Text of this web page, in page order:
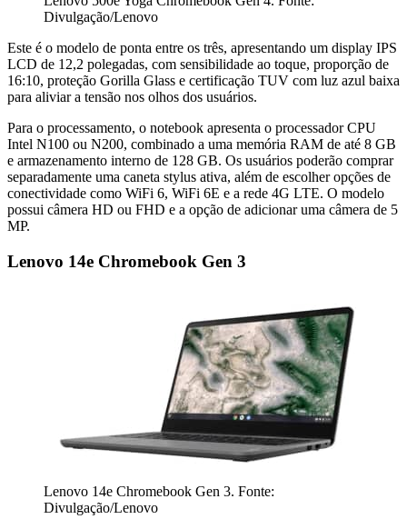
Divulgação/Lenovo
Este é o modelo de ponta entre os três, apresentando um display IPS
LCD de 12,2 polegadas, com sensibilidade ao toque, proporção de
16:10, proteção Gorilla Glass e certificação TUV com luz azul baixa
para aliviar a tensão nos olhos dos usuários.
Para o processamento, o notebook apresenta o processador CPU
Intel N100 ou N200, combinado a uma memória RAM de até 8 GB
e armazenamento interno de 128 GB. Os usuários poderão comprar
separadamente uma caneta stylus ativa, além de escolher opções de
conectividade como WiFi 6, WiFi 6E e a rede 4G LTE. O modelo
possui câmera HD ou FHD e a opção de adicionar uma câmera de 5
MP.
Lenovo 14e Chromebook Gen 3
Lenovo 14e Chromebook Gen 3. Fonte:
Divulgação/Lenovo